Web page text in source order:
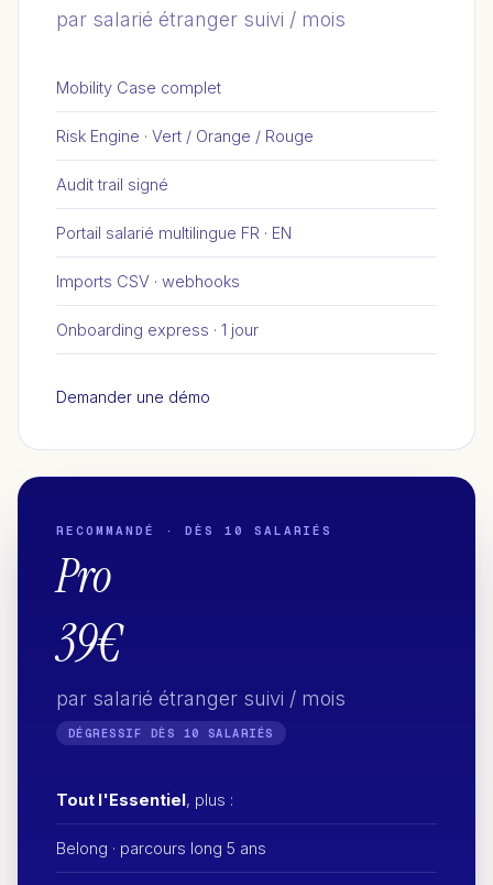
par salarié étranger suivi / mois
Mobility Case complet
Risk Engine · Vert / Orange / Rouge
Audit trail signé
Portail salarié multilingue FR · EN
Imports CSV · webhooks
Onboarding express · 1 jour
Demander une démo
RECOMMANDÉ · DÈS 10 SALARIÉS
Pro
39€
par salarié étranger suivi / mois
DÉGRESSIF DÈS 10 SALARIÉS
Tout l'Essentiel, plus :
Belong · parcours long 5 ans